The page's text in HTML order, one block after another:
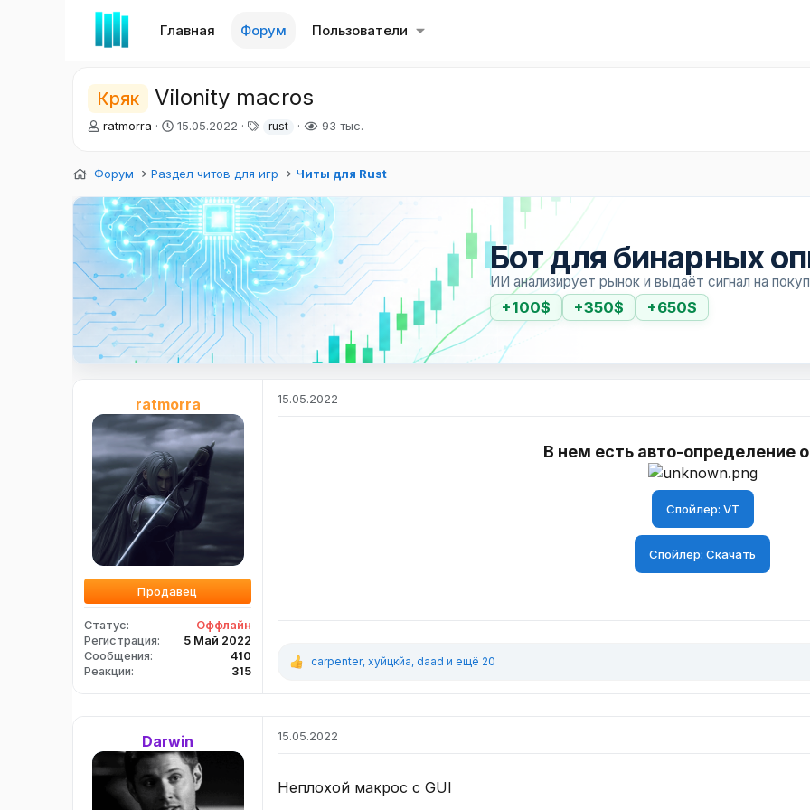
Главная Форум Пользователи
Кряк Vilonity macros
А
о
т
е
м
ы
ratmorra
Д
а
а
ч
а
л
а
15.05.2022
Т
и
rust 93 тыс.
Форум Раздел читов для игр Читы для Rust
Бот для бинарных
ИИ анализирует рынок и выдаёт сигнал на
+100$ +350$ +650$
ratmorra
Продавец
Статус
Оффлайн
Регистрация
5 Май 2022
Сообщения
410
Реакции
315
15.05.2022
В нем есть авто-определение
Спойлер: VT
Спойлер: Скачать
Р
и
carpenter, хуйцкйа, daad и ещё 20
Darwin 15.05.2022
Неплохой макрос с GUI